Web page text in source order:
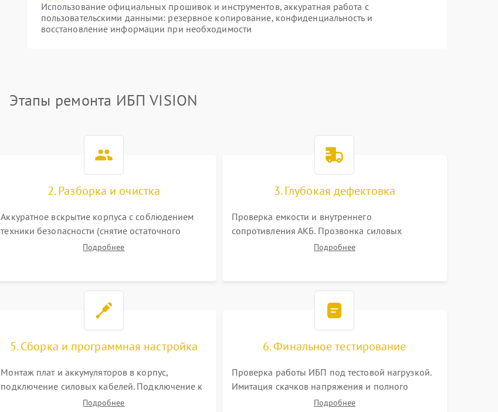
Использование официальных прошивок и инструментов, аккуратная работа с
пользовательскими данными: резервное копирование, конфиденциальность и
восстановление информации при необходимости
Этапы ремонта ИБП VISION
2. Разборка и очистка
Аккуратное вскрытие корпуса с соблюдением
техники безопасности (снятие остаточного
заряда). Очистка плат, радиаторов и кулеров от
Подробнее
3. Глубокая дефектовка
Проверка емкости и внутреннего
сопротивления АКБ. Прозвонка силовых
транзисторов инвертора, диодов, реле
Подробнее
5. Сборка и программная настройка
Монтаж плат и аккумуляторов в корпус,
подключение силовых кабелей. Подключение к
ПК для программной калибровки констант
Подробнее
6. Финальное тестирование
Проверка работы ИБП под тестовой нагрузкой.
Имитация скачков напряжения и полного
отключения сети. Контроль времени автономной
Подробнее